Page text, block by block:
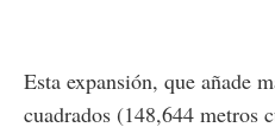
Esta expansión, que añade
cuadrados (148,644 metros